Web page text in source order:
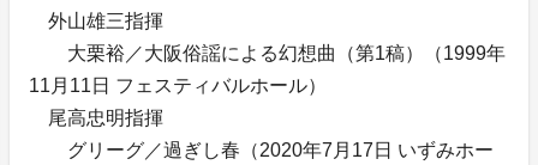
外山雄三指揮
大栗裕／大阪俗謡による幻想曲（第1稿）（1999年
11月11日 フェスティバルホール）
尾高忠明指揮
グリーグ／過ぎし春（2020年7月17日 いずみホー